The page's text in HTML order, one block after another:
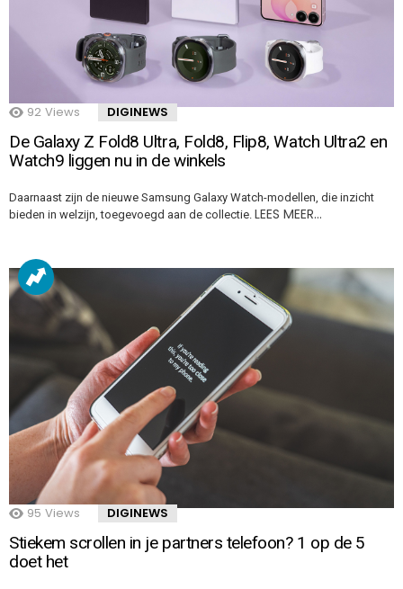
92 Views DIGINEWS
De Galaxy Z Fold8 Ultra, Fold8, Flip8, Watch Ultra2 en
Watch9 liggen nu in de winkels
Daarnaast zijn de nieuwe Samsung Galaxy Watch-modellen, die inzicht
bieden in welzijn, toegevoegd aan de collectie. LEES MEER…
95 Views DIGINEWS
Stiekem scrollen in je partners telefoon? 1 op de 5
doet het